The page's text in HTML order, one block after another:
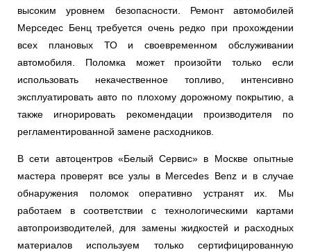
Тольятти
Тула
Тюмень
Ульяновск
Чебоксары
Челябинск
Череповец
GLC GLE GLK-CLASS
S-CLASS SL SLK
VANEO седан
высоким уровнем безопасности. Ремонт автомобилей
Мерседес Бенц требуется очень редко при прохождении
всех плановых ТО и своевременном обслуживании
автомобиля. Поломка может произойти только если
использовать некачественное топливо, интенсивно
эксплуатировать авто по плохому дорожному покрытию, а
также игнорировать рекомендации производителя по
регламентированной замене расходников.
В сети автоцентров «Белый Сервис» в Москве опытные
мастера проверят все узлы в Mercedes Benz и в случае
обнаружения поломок оперативно устранят их. Мы
работаем в соответствии с технологическими картами
автопроизводителей, для замены жидкостей и расходных
материалов используем только сертифицированную